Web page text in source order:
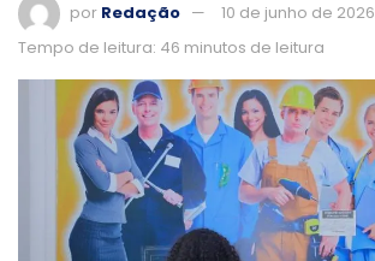
por Redação
10 de junho de 2026
Tempo de leitura: 46 minutos de leitura